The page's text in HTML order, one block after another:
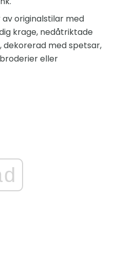
originalstilar med
krage, nedåtriktade
med spetsar,
eller